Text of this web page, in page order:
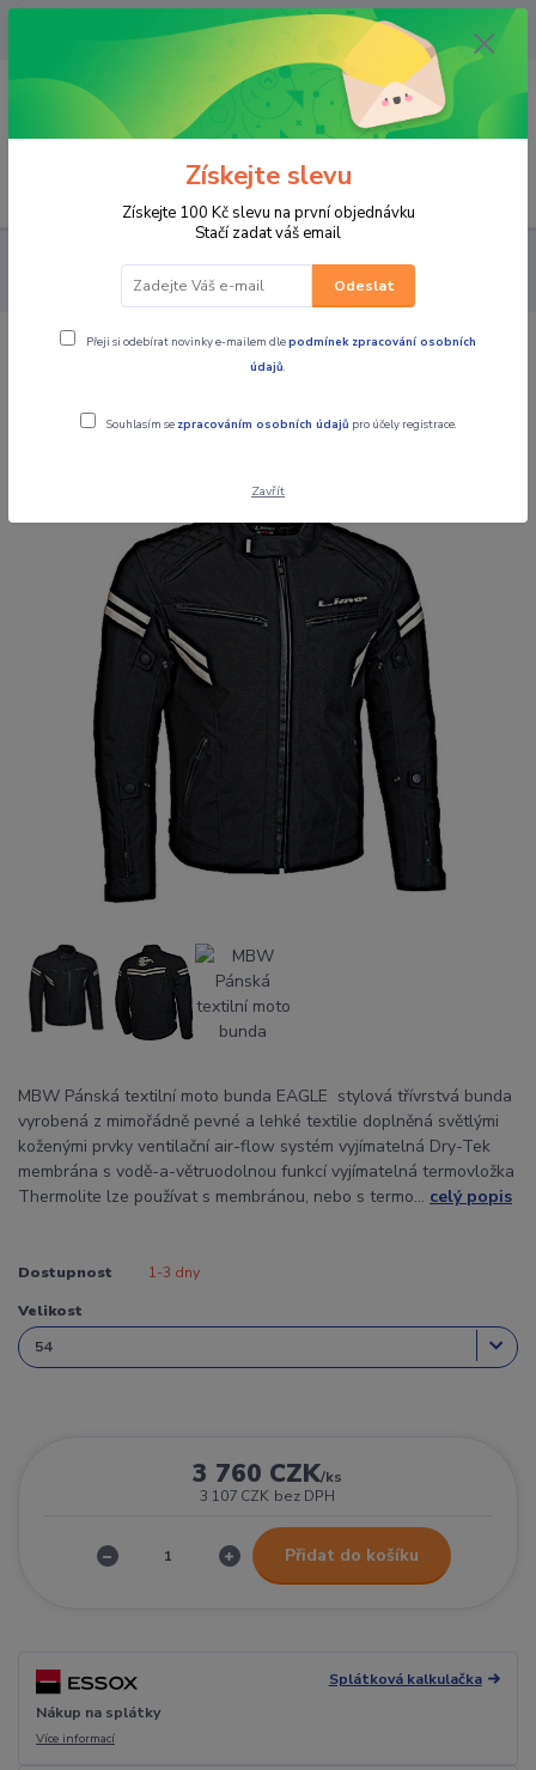
OPAVA 733537099/HLUČÍN
734541648/OLOMOUC 734593593
0,00 CZK
PRO JEZDCE BUNDY
MBW Pánská textilní moto bunda
MBW Pánská textilní moto bunda
MBW Pánská textilní moto bunda EAGLE stylová třívrstvá bunda
vyrobená z mimořádně pevné a lehké textilie doplněná světlými
koženými prvky ventilační air-flow systém vyjímatelná Dry-Tek
membrána s vodě-a-větruodolnou funkcí vyjímatelná termovložka
Thermolite lze používat s membránou, nebo s termo... celý popis
Dostupnost 1-3 dny
Velikost
3 760 CZK/ks
3 107 CZK bez DPH
Přidat do košíku
Splátková kalkulačka
Nákup na splátky
Více informací
Získejte slevu
Získejte 100 Kč slevu na první objednávku
Stačí zadat váš email
Odeslat
Přeji si odebírat novinky e-mailem dlepodmínek zpracování osobních
údajů.
Souhlasím se zpracováním osobních údajů pro účely registrace.
Zavřít